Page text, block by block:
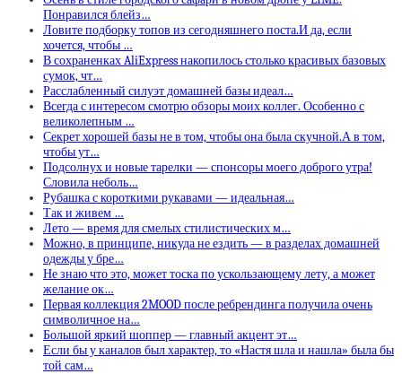
Понравился блейз…
Ловите подборку топов из сегодняшнего поста.И да, если
хочется, чтобы …
В сохраненках AliExpress накопилось столько красивых базовых
сумок, чт…
Расслабленный силуэт домашней базы идеал…
Всегда с интересом смотрю обзоры моих коллег. Особенно с
великолепным …
Секрет хорошей базы не в том, чтобы она была скучной.А в том,
чтобы ут…
Подсолнух и новые тарелки — спонсоры моего доброго утра!
Словила неболь…
Рубашка с короткими рукавами — идеальная…
Так и живем …
Лето — время для смелых стилистических м…
Можно, в принципе, никуда не ездить — в разделах домашней
одежды у бре…
Не знаю что это, может тоска по ускользающему лету, а может
желание ок…
Первая коллекция 2MOOD после ребрендинга получила очень
символичное на…
Большой яркий шоппер — главный акцент эт…
Если бы у каналов был характер, то «Настя шла и нашла» была бы
той сам…